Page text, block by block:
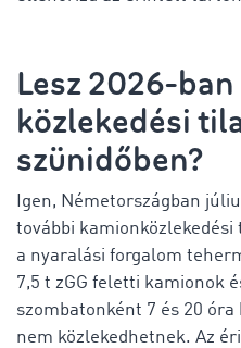
Lesz 2026-
közlekedési
szünidőben?
Igen, Németországban
további
a nyaralási forgalom
7,5 t zGG feletti kamionok
szombatonként 7 és 20
nem közlekedhetnek. Az